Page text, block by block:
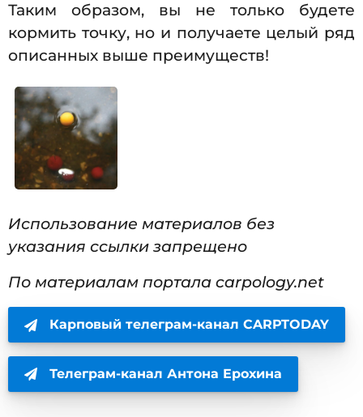
Таким образом, вы не только будете
кормить точку, но и получаете целый ряд
описанных выше преимуществ!
Использование материалов без
указания ссылки запрещено
По материалам портала carpology.net
Карповый телеграм-канал CARPTODAY
Телеграм-канал Антона Ерохина